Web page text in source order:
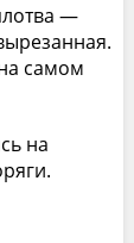
—
самом
на